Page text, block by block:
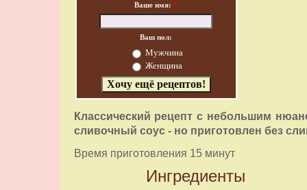
Ваше имя: *
Ваш пол:
Мужчина
Женщина
Классический рецепт с небольшим
сливочный соус - но приготовлен без
Время приготовления 15 минут
Ингредиенты